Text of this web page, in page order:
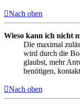
Nach oben
Wieso kann ich nicht
Die maximal
wird durch die
glaubst, mehr
benötigen,
Nach oben